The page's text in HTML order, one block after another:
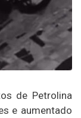
de Petrolina
e aumentado